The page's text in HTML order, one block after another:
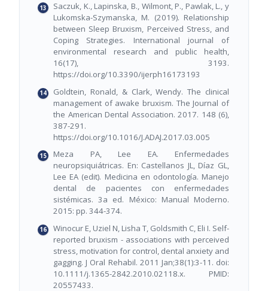
Saczuk, K., Lapinska, B., Wilmont, P., Pawlak, L., y
Lukomska-Szymanska, M. (2019). Relationship
between Sleep Bruxism, Perceived Stress, and
Coping Strategies. International journal of
environmental research and public health,
16(17), 3193.
https://doi.org/10.3390/ijerph16173193
Goldtein, Ronald, & Clark, Wendy. The clinical
management of awake bruxism. The Journal of
the American Dental Association. 2017. 148 (6),
387-291.
https://doi.org/10.1016/J.ADAJ.2017.03.005
Meza PA, Lee EA. Enfermedades
neuropsiquiátricas. En: Castellanos JL, Díaz GL,
Lee EA (edit). Medicina en odontología. Manejo
dental de pacientes con enfermedades
sistémicas. 3a ed. México: Manual Moderno.
2015: pp. 344-374.
Winocur E, Uziel N, Lisha T, Goldsmith C, Eli I. Self-
reported bruxism - associations with perceived
stress, motivation for control, dental anxiety and
gagging. J Oral Rehabil. 2011 Jan;38(1):3-11. doi:
10.1111/j.1365-2842.2010.02118.x. PMID:
20557433.